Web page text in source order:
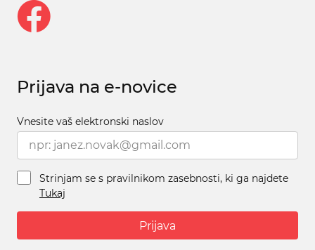
Prijava na e-novice
Vnesite vaš elektronski naslov
Strinjam se s pravilnikom zasebnosti, ki ga najdete
Tukaj
Prijava